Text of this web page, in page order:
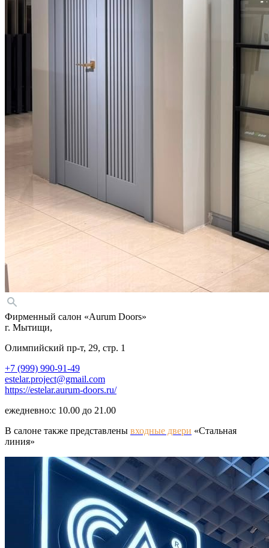
Фирменный салон «Aurum Doors»
г. Мытищи,
Олимпийский пр-т, 29, стр. 1
+7 (999) 990-91-49
estelar.project@gmail.com
https://estelar.aurum-doors.ru/
ежедневно:с 10.00 до 21.00
В салоне также представлены входные двери «Стальная
линия»